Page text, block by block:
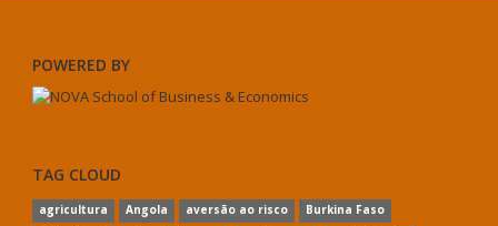
POWERED BY
TAG CLOUD
agricultura Angola aversão ao risco
Burkina Faso